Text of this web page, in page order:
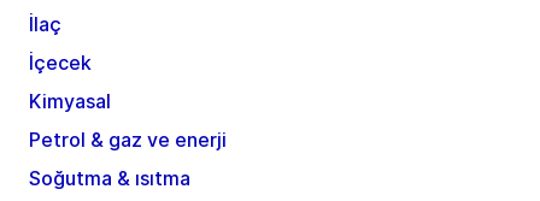
İlaç
İçecek
Kimyasal
Petrol & gaz ve enerji
Soğutma & ısıtma